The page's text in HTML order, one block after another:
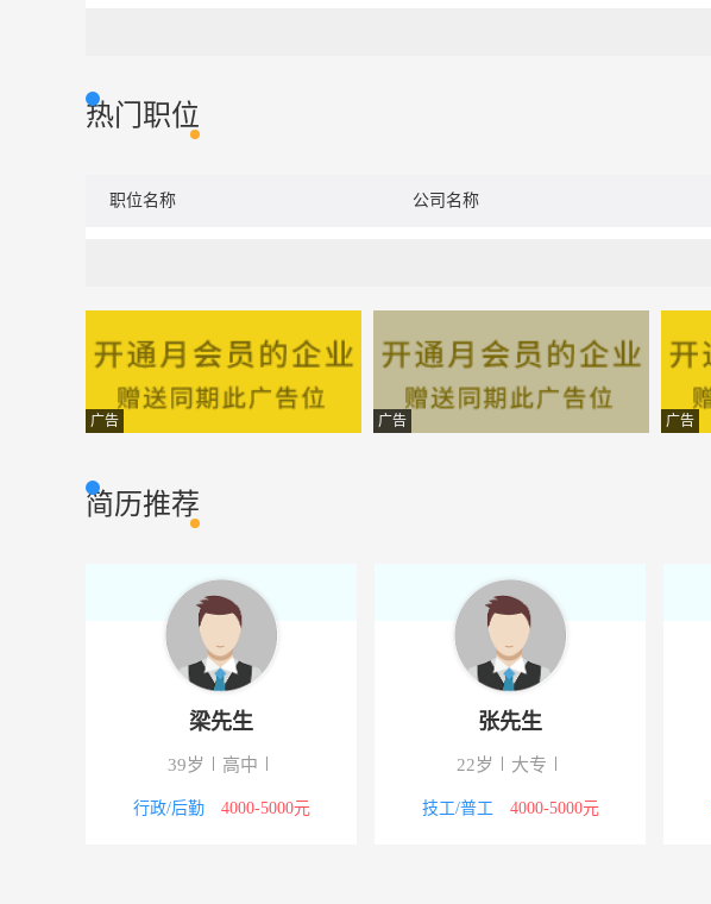
热门职位
职位名称 公司名称
广告 广告 广告
简历推荐
梁先生
39岁 高中
行政/后勤 4000-5000元
张先生
22岁 大专
技工/普工 4000-5000元